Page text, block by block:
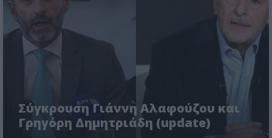
Σύγκρουση Γιάννη Αλαφούζου και
Γρηγόρη Δημητριάδη (update)